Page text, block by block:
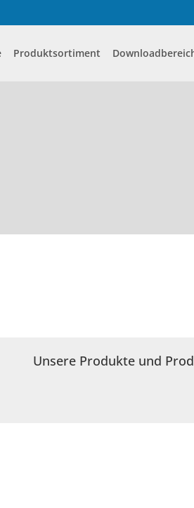
Produktsortiment
Unsere Produkte und